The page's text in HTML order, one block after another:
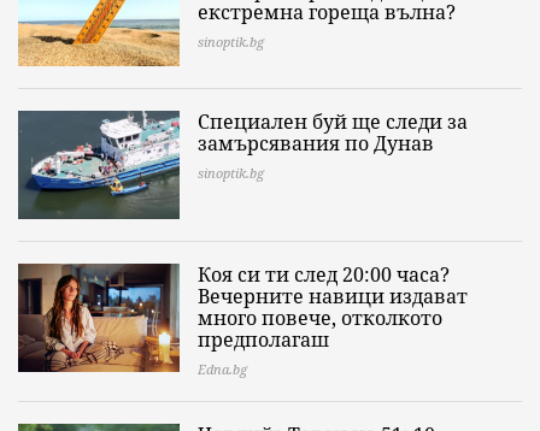
екстремна гореща вълна?
sinoptik.bg
Специален буй ще следи за
замърсявания по Дунав
sinoptik.bg
Коя си ти след 20:00 часа?
Вечерните навици издават
много повече, отколкото
предполагаш
Edna.bg